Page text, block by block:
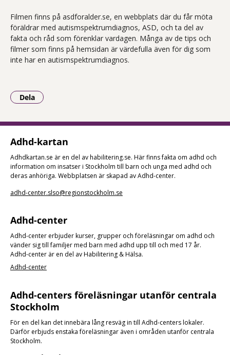
Filmen finns på asdforalder.se, en webbplats där du får möta
föräldrar med autismspektrumdiagnos, ASD, och ta del av
fakta och råd som förenklar vardagen. Många av de tips och
filmer som finns på hemsidan är värdefulla även för dig som
inte har en autismspektrumdiagnos.
Dela
- Klicka för att öppna delningsalternativ.
Adhd-kartan
Adhdkartan.se är en del av habilitering.se. Här finns fakta om adhd och
information om insatser i Stockholm till barn och unga med adhd och
deras anhöriga. Webbplatsen är skapad av Adhd-center.
adhd-center.slso@regionstockholm.se
Adhd-center
Adhd-center erbjuder kurser, grupper och föreläsningar om adhd och
vänder sig till familjer med barn med adhd upp till och med 17 år.
Adhd-center är en del av Habilitering & Hälsa.
Adhd-center
Adhd-centers föreläsningar utanför centrala
Stockholm
För en del kan det innebära lång resväg in till Adhd-centers lokaler.
Därför erbjuds enstaka föreläsningar även i områden utanför centrala
Stockholm.